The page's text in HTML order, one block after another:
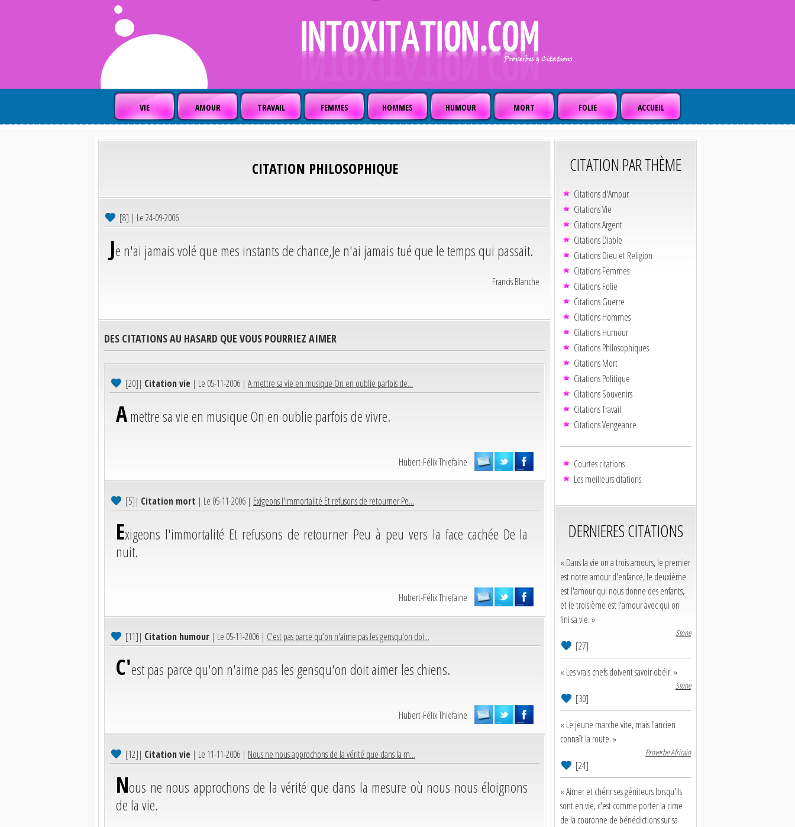
VIE AMOUR TRAVAIL FEMMES HOMMES HUMOUR MORT FOLIE ACCUEIL
CITATION PHILOSOPHIQUE
[8] | Le 24-09-2006
Je n'ai jamais volé que mes instants de chance,Je n'ai jamais tué que le temps qui passait.
Francis Blanche
DES CITATIONS AU HASARD QUE VOUS POURRIEZ AIMER
[20]| Citation vie | Le 05-11-2006 | A mettre sa vie en musique On en oublie parfois de...
Amettre sa vie en musique On en oublie parfois de vivre.
Hubert-Félix Thiefaine
[5]| Citation mort | Le 05-11-2006 | Exigeons l'immortalité Et refusons de retourner Pe...
Exigeons l'immortalité Et refusons de retourner Peu à peu vers la face cachée De la
nuit.
Hubert-Félix Thiefaine
[11]| Citation humour | Le 05-11-2006 | C'est pas parce qu'on n'aime pas les gensqu'on doi...
C'est pas parce qu'on n'aime pas les gensqu'on doit aimer les chiens.
Hubert-Félix Thiefaine
[12]| Citation vie | Le 11-11-2006 | Nous ne nous approchons de la vérité que dans la m...
Nous ne nous approchons de la vérité que dans la mesure où nous nous éloignons
de la vie.
CITATION PAR THÈME
Citations d'Amour
Citations Vie
Citations Argent
Citations Diable
Citations Dieu et Religion
Citations Femmes
Citations Folie
Citations Guerre
Citations Hommes
Citations Humour
Citations Philosophiques
Citations Mort
Citations Politique
Citations Souvenirs
Citations Travail
Citations Vengeance
Courtes citations
Les meilleurs citations
DERNIERES CITATIONS
« Dans la vie on a trois amours, le premier
est notre amour d'enfance, le deuxième
est l'amour qui nous donne des enfants,
et le troisième est l'amour avec qui on
fini sa vie. »
Stone
[27]
« Les vrais chefs doivent savoir obéir. »
Stone
[30]
« Le jeune marche vite, mais l'ancien
connaît la route. »
Proverbe Africain
[24]
« Aimer et chérir ses géniteurs lorsqu'ils
sont en vie, c'est comme porter la cime
de la couronne de bénédictions sur sa